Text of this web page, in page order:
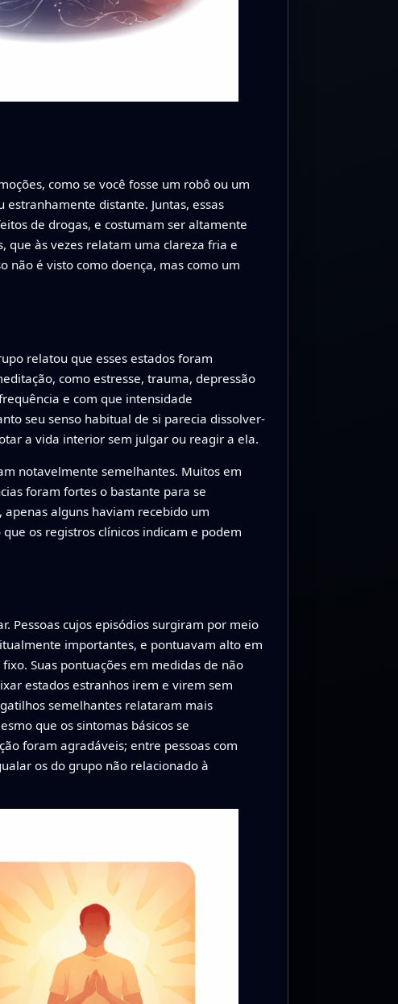
como se você fosse um robô ou um
distante. Juntas, essas
de drogas, e costumam ser altamente
que às vezes relatam uma clareza fria e
não é visto como doença, mas como um
relatou que esses estados foram
como estresse, trauma, depressão
e com que intensidade
seu senso habitual de si parecia dissolver-
a vida interior sem julgar ou reagir a ela.
notavelmente semelhantes. Muitos em
foram fortes o bastante para se
apenas alguns haviam recebido um
os registros clínicos indicam e podem
Pessoas cujos episódios surgiram por meio
importantes, e pontuavam alto em
Suas pontuações em medidas de não
estados estranhos irem e virem sem
semelhantes relataram mais
que os sintomas básicos se
foram agradáveis; entre pessoas com
os do grupo não relacionado à